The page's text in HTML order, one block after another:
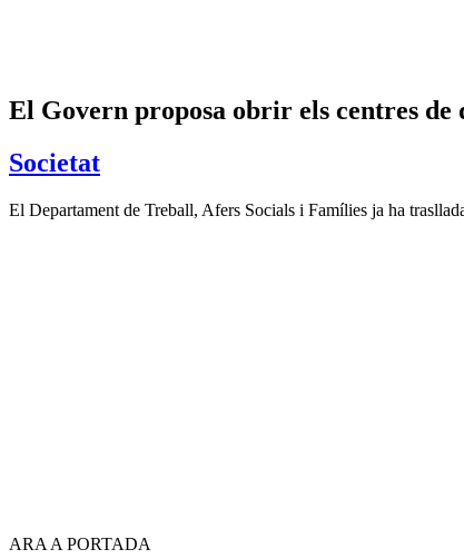
El Govern proposa obrir els centres de
Societat
El Departament de Treball, Afers Socials i Famílies ja ha
ARA A PORTADA